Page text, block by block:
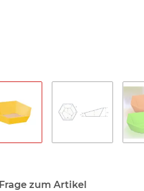
Frage zum Artikel